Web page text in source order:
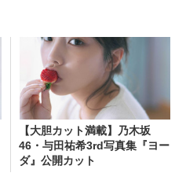
【大胆カット満載】乃木坂
46・与田祐希3rd写真集『ヨー
ダ』公開カット